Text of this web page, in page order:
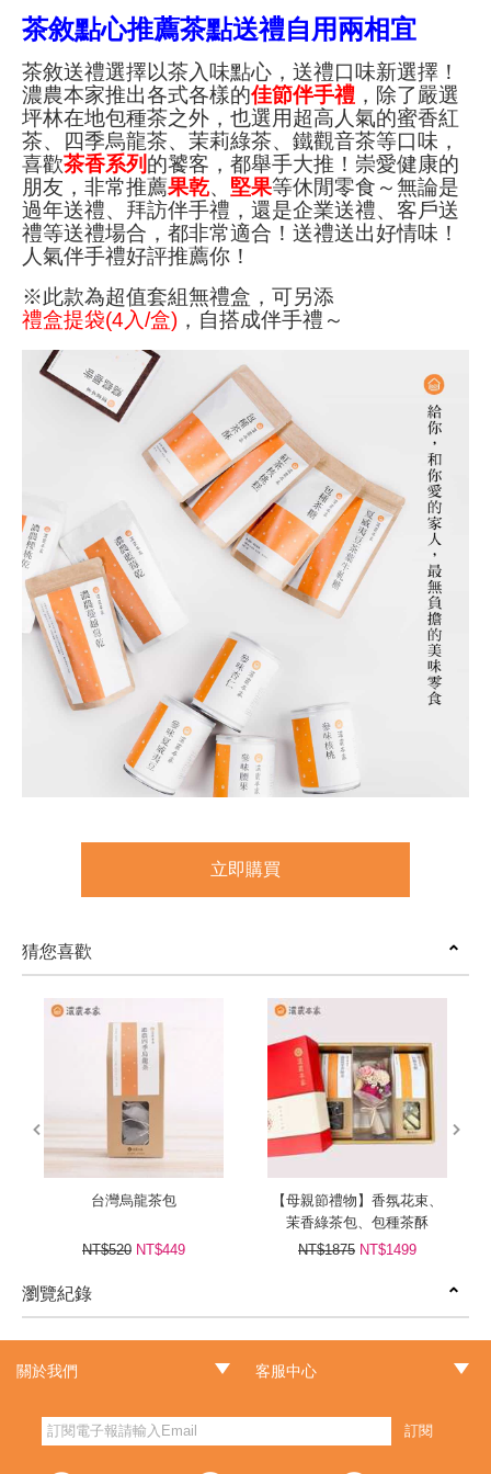
茶敘點心推薦茶點送禮自用兩相宜
茶敘送禮選擇以茶入味點心，送禮口味新選擇！
濃農本家推出各式各樣的佳節伴手禮 ，除了嚴選
坪林在地包種茶之外，也選用超高人氣的蜜香紅
茶、四季烏龍茶、茉莉綠茶、鐵觀音茶等口味，
喜歡茶香系列 的饕客，都舉手大推！崇愛健康的
朋友，非常推薦果乾、 堅果等休閒零食～無論是
過年送禮、拜訪伴手禮，還是企業送禮、客戶送
禮等送禮場合，都非常適合！送禮送出好情味！
人氣伴手禮好評推薦你！
※此款為超值套組無禮盒，可另添
禮盒提袋(4入/盒) ，自搭成伴手禮～
立即購買
猜您喜歡
台灣烏龍茶包
NT$520 NT$449
【母親節禮物】香氛花束、
茉香綠茶包、包種茶酥
NT$1875 NT$1499
瀏覽紀錄
prev
next
關於我們 客服中心
訂閱